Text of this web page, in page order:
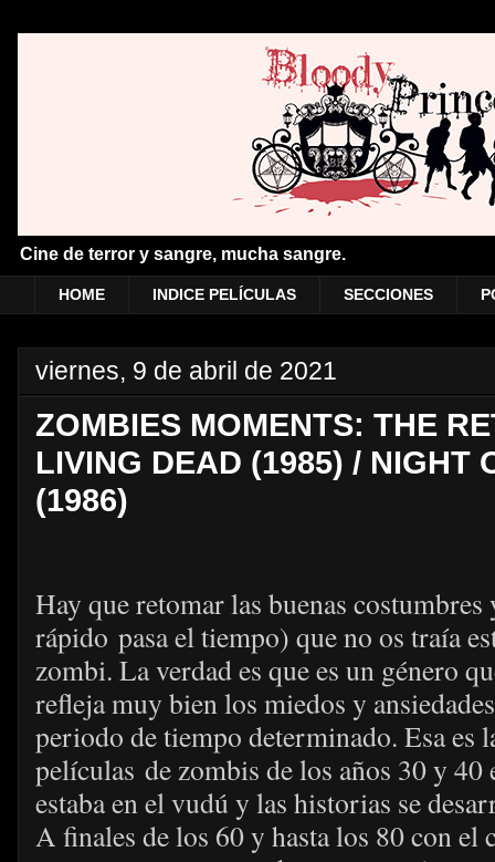
Cine de terror y sangre, mucha sangre.
HOME INDICE PELÍCULAS SECCIONES
viernes, 9 de abril de 2021
ZOMBIES MOMENTS: THE
LIVING DEAD (1985) / NIGHT
(1986)
Hay que retomar las buenas costumbres
rápido pasa el tiempo) que no os traía
zombi. La verdad es que es un género
refleja muy bien los miedos y
periodo de tiempo determinado. Esa es
películas de zombis de los años 30 y
estaba en el vudú y las historias se
A finales de los 60 y hasta los 80 con el